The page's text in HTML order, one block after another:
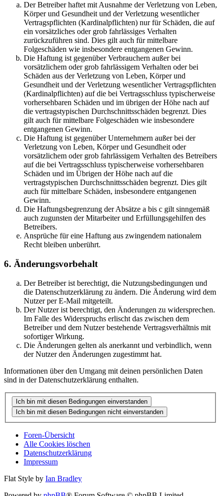
Der Betreiber haftet mit Ausnahme der Verletzung von Leben,
Körper und Gesundheit und der Verletzung wesentlicher
Vertragspflichten (Kardinalpflichten) nur für Schäden, die auf
ein vorsätzliches oder grob fahrlässiges Verhalten
zurückzuführen sind. Dies gilt auch für mittelbare
Folgeschäden wie insbesondere entgangenen Gewinn.
Die Haftung ist gegenüber Verbrauchern außer bei
vorsätzlichem oder grob fahrlässigem Verhalten oder bei
Schäden aus der Verletzung von Leben, Körper und
Gesundheit und der Verletzung wesentlicher Vertragspflichten
(Kardinalpflichten) auf die bei Vertragsschluss typischerweise
vorhersehbaren Schäden und im übrigen der Höhe nach auf
die vertragstypischen Durchschnittsschäden begrenzt. Dies
gilt auch für mittelbare Folgeschäden wie insbesondere
entgangenen Gewinn.
Die Haftung ist gegenüber Unternehmern außer bei der
Verletzung von Leben, Körper und Gesundheit oder
vorsätzlichem oder grob fahrlässigem Verhalten des Betreibers
auf die bei Vertragsschluss typischerweise vorhersehbaren
Schäden und im Übrigen der Höhe nach auf die
vertragstypischen Durchschnittsschäden begrenzt. Dies gilt
auch für mittelbare Schäden, insbesondere entgangenen
Gewinn.
Die Haftungsbegrenzung der Absätze a bis c gilt sinngemäß
auch zugunsten der Mitarbeiter und Erfüllungsgehilfen des
Betreibers.
Ansprüche für eine Haftung aus zwingendem nationalem
Recht bleiben unberührt.
6. Änderungsvorbehalt
Der Betreiber ist berechtigt, die Nutzungsbedingungen und
die Datenschutzerklärung zu ändern. Die Änderung wird dem
Nutzer per E-Mail mitgeteilt.
Der Nutzer ist berechtigt, den Änderungen zu widersprechen.
Im Falle des Widerspruchs erlischt das zwischen dem
Betreiber und dem Nutzer bestehende Vertragsverhältnis mit
sofortiger Wirkung.
Die Änderungen gelten als anerkannt und verbindlich, wenn
der Nutzer den Änderungen zugestimmt hat.
Informationen über den Umgang mit deinen persönlichen Daten
sind in der Datenschutzerklärung enthalten.
Foren-Übersicht
Alle Cookies löschen
Datenschutzerklärung
Impressum
Flat Style by Ian Bradley